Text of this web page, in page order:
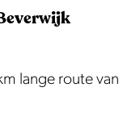
| Edam - Beverwijk
lange route van